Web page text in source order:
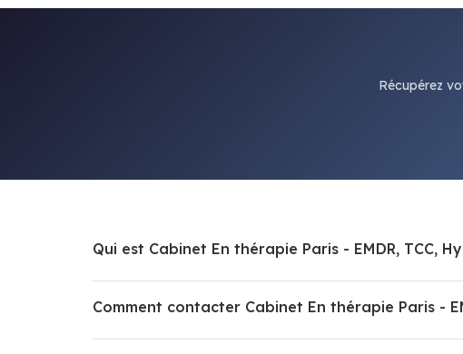
Récupérez
Qui est Cabinet En thérapie Paris - EMDR, TCC,
Comment contacter Cabinet En thérapie Paris -